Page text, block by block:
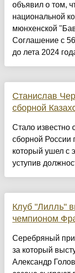
объявил о том,
национальной
мюнхенской
Соглашение с
до лета 2024
Станислав
сборной
Стало известно
сборной России
который ушел с
уступив
Клуб "Лилль"
чемпионом
Серебряный
за который
Александр